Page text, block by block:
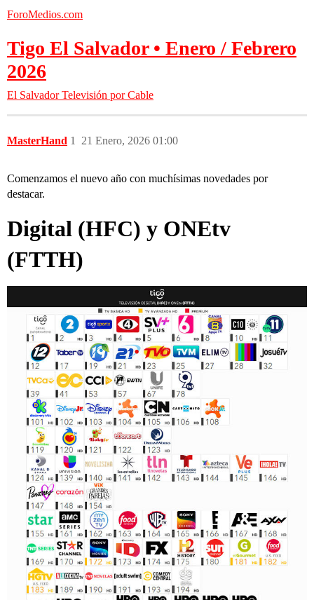
ForoMedios.com
Tigo El Salvador • Enero / Febrero
2026
El Salvador Televisión por Cable
MasterHand 21 Enero, 2026 01:00
1
Comenzamos el nuevo año con muchísimas novedades por
destacar.
Digital (HFC) y ONEtv
(FTTH)